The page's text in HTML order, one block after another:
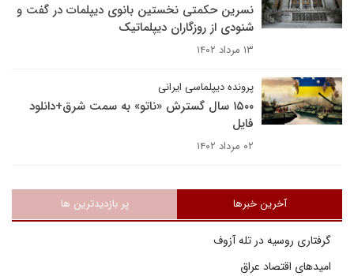
نسرین حکمتی نخستین بانوی دیپلمات در گفت و
شنودی از روزگاران دیپلماتیک
۱۳ مرداد ۱۴۰۲
پرونده دیپلماسی ایرانی
۱۵۰۰ سال گسترش «ناتو» به سمت شرق+دانلود
فایل
۰۲ مرداد ۱۴۰۲
آخرین خبرها پر بازدیدترین ها
گرفتاری روسیه در تله آزوف
امیدهای اقتصاد عراق